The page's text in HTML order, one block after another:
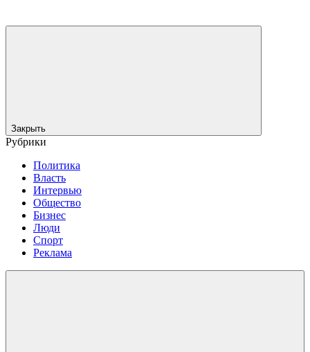
Закрыть
Рубрики
Политика
Власть
Интервью
Общество
Бизнес
Люди
Спорт
Реклама